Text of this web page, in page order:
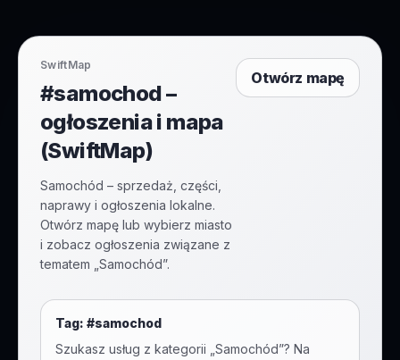
SwiftMap
#samochod –
ogłoszenia i mapa
(SwiftMap)
Samochód – sprzedaż, części,
naprawy i ogłoszenia lokalne.
Otwórz mapę lub wybierz miasto
i zobacz ogłoszenia związane z
tematem „Samochód”.
Otwórz mapę
Tag: #samochod
Szukasz usług z kategorii „ Samochód”? Na